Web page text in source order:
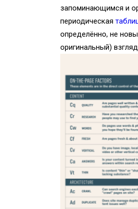
запоминающимся и
периодическая
определённо, не
оригинальный)